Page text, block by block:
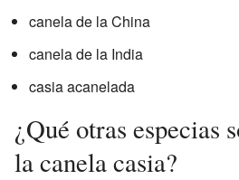
canela de la China
canela de la India
casia acanelada
¿Qué otras especias
la canela casia?